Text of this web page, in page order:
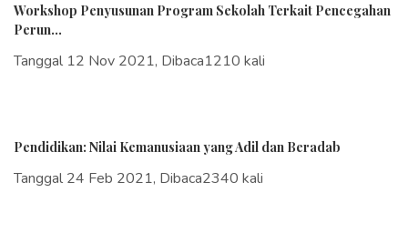
Workshop Penyusunan Program Sekolah Terkait Pencegahan
Perun...
Tanggal 12 Nov 2021, Dibaca1210 kali
Pendidikan: Nilai Kemanusiaan yang Adil dan Beradab
Tanggal 24 Feb 2021, Dibaca2340 kali